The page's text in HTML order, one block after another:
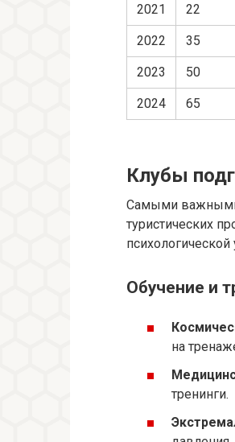
2021 22
2022 35
2023 50
2024 65
Клубы
Самыми важными
туристических
Обучение и
на
тренинги.